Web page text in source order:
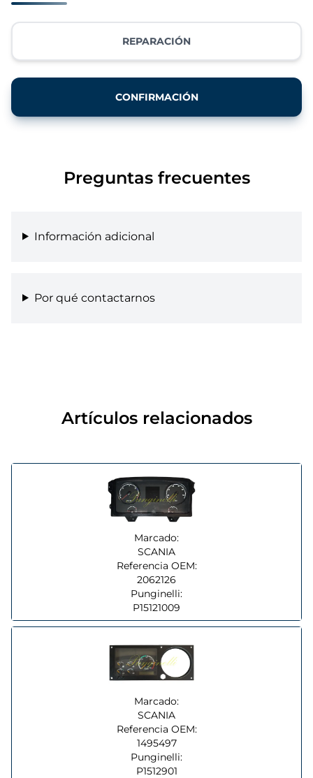
REPARACIÓN
CONFIRMACIÓN
Preguntas frecuentes
Información adicional
Por qué contactarnos
Artículos relacionados
Marcado:
SCANIA
Referencia OEM:
2062126
Punginelli:
P15121009
Marcado:
SCANIA
Referencia OEM:
1495497
Punginelli:
P1512901